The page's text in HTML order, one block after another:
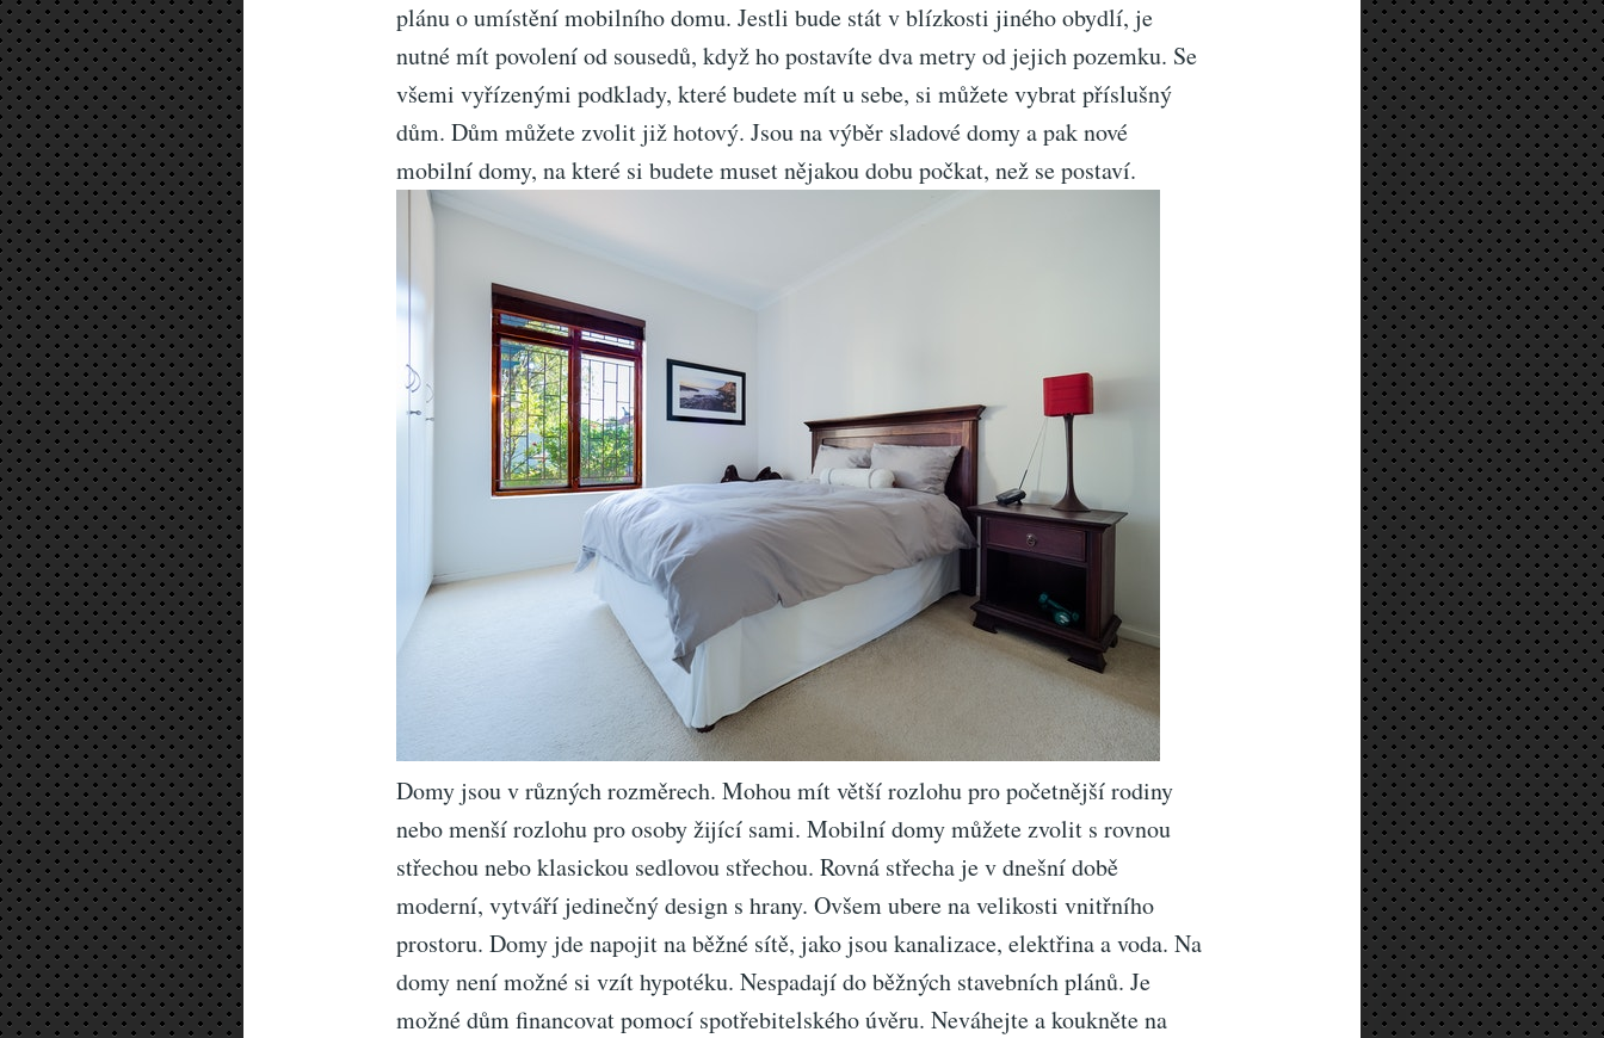
plánu o umístění mobilního domu. Jestli bude stát v blízkosti jiného obydlí, je
nutné mít povolení od sousedů, když ho postavíte dva metry od jejich pozemku. Se
všemi vyřízenými podklady, které budete mít u sebe, si můžete vybrat příslušný
dům. Dům můžete zvolit již hotový. Jsou na výběr sladové domy a pak nové
mobilní domy, na které si budete muset nějakou dobu počkat, než se postaví.
Domy jsou v různých rozměrech. Mohou mít větší rozlohu pro početnější rodiny
nebo menší rozlohu pro osoby žijící sami. Mobilní domy můžete zvolit s rovnou
střechou nebo klasickou sedlovou střechou. Rovná střecha je v dnešní době
moderní, vytváří jedinečný design s hrany. Ovšem ubere na velikosti vnitřního
prostoru. Domy jde napojit na běžné sítě, jako jsou kanalizace, elektřina a voda. Na
domy není možné si vzít hypotéku. Nespadají do běžných stavebních plánů. Je
možné dům financovat pomocí spotřebitelského úvěru. Neváhejte a koukněte na